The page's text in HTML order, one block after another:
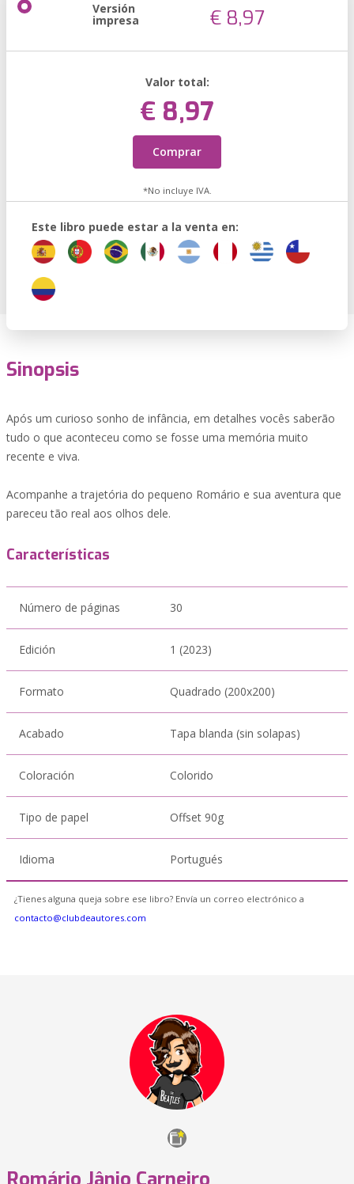
Versión
impresa € 8,97
Valor total:
€ 8,97
Comprar
*No incluye IVA.
Este libro puede estar a la venta en:
Sinopsis
Após um curioso sonho de infância, em detalhes vocês saberão
tudo o que aconteceu como se fosse uma memória muito
recente e viva.
Acompanhe a trajetória do pequeno Romário e sua aventura que
pareceu tão real aos olhos dele.
Características
Número de páginas 30
Edición 1 (2023)
Formato Quadrado (200x200)
Acabado Tapa blanda (sin solapas)
Coloración Colorido
Tipo de papel Offset 90g
Idioma Portugués
¿Tienes alguna queja sobre ese libro? Envía un correo electrónico a
contacto@clubdeautores.com